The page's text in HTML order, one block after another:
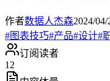
作者数据人杰森2024/04/
#图表技巧#产品#设计#
订阅读者
12